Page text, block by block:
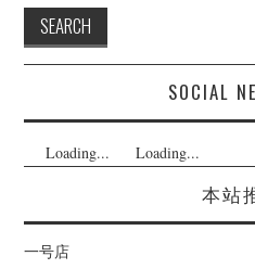
SOCIAL
Loading... Loading...
本站
一号店